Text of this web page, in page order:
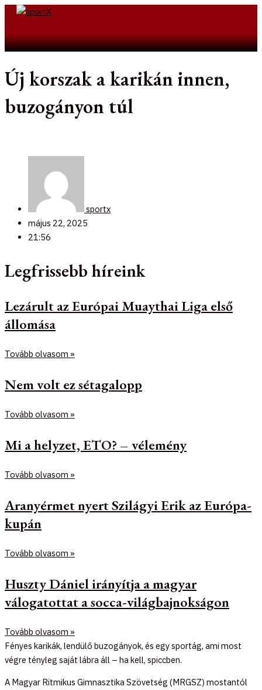
Skip
Új korszak a karikán innen,
buzogányon túl
sportx
május 22, 2025
21:56
Legfrissebb híreink
Lezárult az Európai Muaythai Liga első
állomása
Tovább olvasom »
Nem volt ez sétagalopp
Tovább olvasom »
Mi a helyzet, ETO? – vélemény
Tovább olvasom »
Aranyérmet nyert Szilágyi Erik az Európa-
kupán
Tovább olvasom »
Huszty Dániel irányítja a magyar
válogatottat a socca-világbajnokságon
Tovább olvasom »
Fényes karikák, lendülő buzogányok, és egy sportág, ami most
végre tényleg saját lábra áll – ha kell, spiccben.
A Magyar Ritmikus Gimnasztika Szövetség (MRGSZ) mostantól